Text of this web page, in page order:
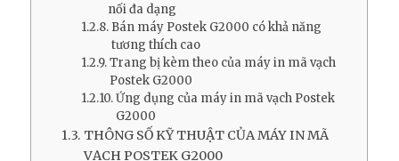
nối đa dạng
Bán máy Postek G2000 có khả năng
tương thích cao
Trang bị kèm theo của máy in mã vạch
Postek G2000
Ứng dụng của máy in mã vạch Postek
G2000
THÔNG SỐ KỸ THUẬT CỦA MÁY IN MÃ
VẠCH POSTEK G2000